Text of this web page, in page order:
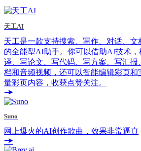
天工AI
天工是一款支持搜索、写作、对话、文
的全能型AI助手。你可以借助AI技术
译、写论文、写代码、写方案、写汇报
档和音频视频，还可以智能编辑彩页
量彩页内容，收获点赞关注。
Suno
网上爆火的AI创作歌曲，效果非常逼真